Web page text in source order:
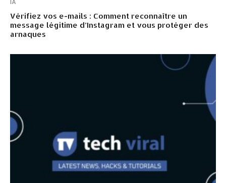
IA
Vérifiez vos e-mails : Comment reconnaître un
message légitime d’Instagram et vous protéger des
arnaques